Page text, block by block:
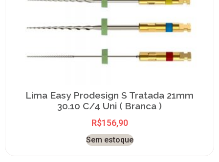
Lima Easy Prodesign S Tratada 21mm
30.10 C/4 Uni ( Branca )
R$156,90
Sem estoque